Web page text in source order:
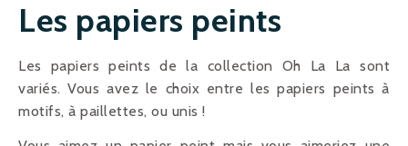
Les papiers peints
Les papiers peints de la collection Oh La La sont
variés. Vous avez le choix entre les papiers peints à
motifs, à paillettes, ou unis !